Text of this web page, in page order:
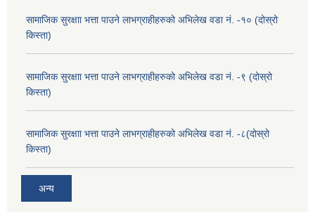
सामाजिक सुरक्षाा भत्ता पाउने लाभग्राहीहरुको अभिलेख वडा नं. -१० (दोस्रो
किस्ता)
सामाजिक सुरक्षाा भत्ता पाउने लाभग्राहीहरुको अभिलेख वडा नं. -९ (दोस्रो
किस्ता)
सामाजिक सुरक्षाा भत्ता पाउने लाभग्राहीहरुको अभिलेख वडा नं. -८(दोस्रो
किस्ता)
अन्य